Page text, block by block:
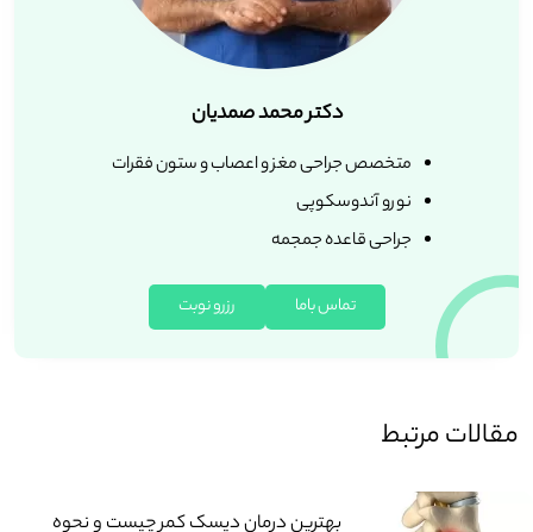
دکتر محمد صمدیان
متخصص جراحی مغز و اعصاب و ستون فقرات
نورو آندوسکوپی
جراحی قاعده جمجمه
تماس باما رزرو نوبت
مقالات مرتبط
بهترین درمان دیسک کمر چیست و نحوه